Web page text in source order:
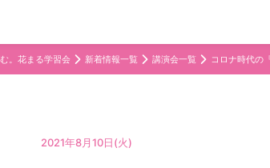
。花まる学習会 新着情報一覧 講演会一覧 コロナ時代の
2021年8月10日(火)